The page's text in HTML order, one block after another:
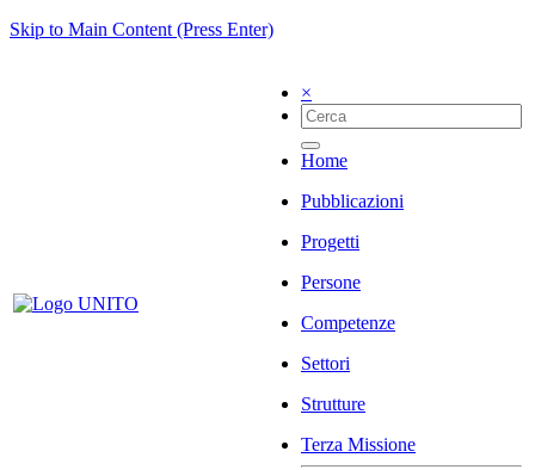
Skip to Main Content (Press Enter)
×
Home
Pubblicazioni
Progetti
Persone
Competenze
Settori
Strutture
Terza Missione